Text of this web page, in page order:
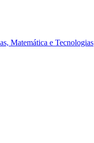
Matemática e Tecnologias